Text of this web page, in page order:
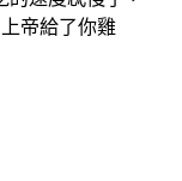
帝給了你雞